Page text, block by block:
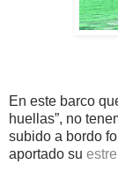
En este barco
huellas”, no
subido a bordo
aportado su